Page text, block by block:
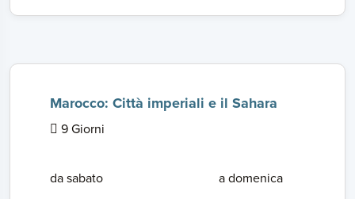
Marocco: Città imperiali e il Sahara
9 Giorni
da sabato a domenica